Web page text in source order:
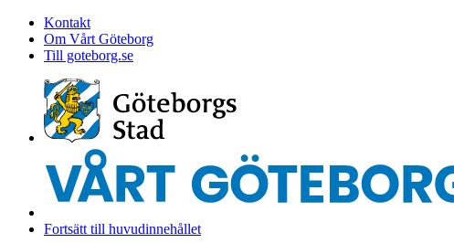
Kontakt
Om Vårt Göteborg
Till goteborg.se
Fortsätt till huvudinnehållet